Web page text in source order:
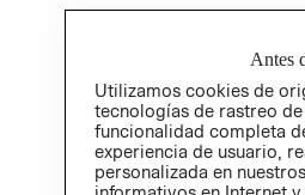
HOME
Antes
Utilizamos cookies de
tecnologías de rastreo
funcionalidad completa
experiencia de usuario,
personalizada en